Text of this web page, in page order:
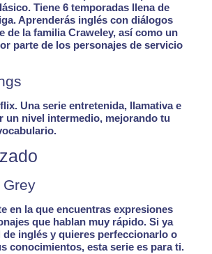
. Tiene 6 temporadas llena de
Aprenderás inglés condiálogos
de la familia Craweley, así como un
parte de los personajes de servicio
Una serie entretenida, llamativa e
un nivel intermedio, mejorando tu
en la que encuentrasexpresiones
que hablan muy rápido. Si ya
inglés y quieres perfeccionarlo o
conocimientos, esta serie es para ti.